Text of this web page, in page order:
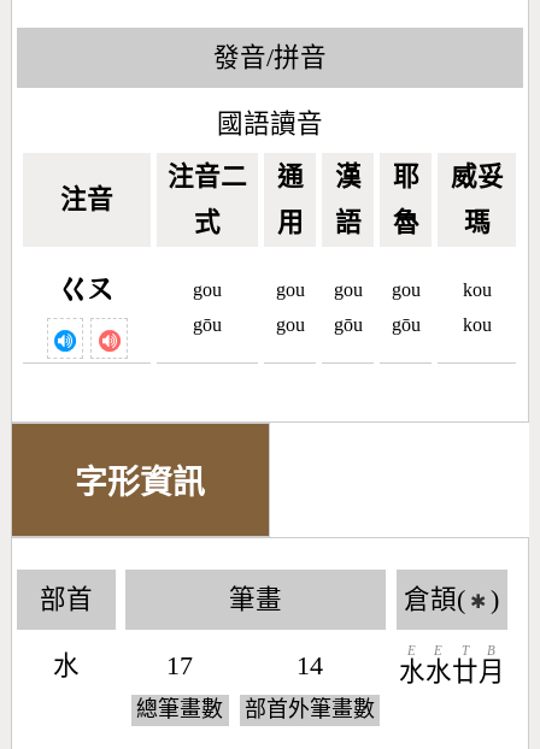
發音/拼音
國語讀音
注音
注音二
式
通
用
漢
語
耶
魯
威妥
瑪
ㄍㄡ
gou
gōu
gou
gou
gou
gōu
gou
gōu
kou
kou
字形資訊
部首
水
筆畫
17
總筆畫數
14
部首外筆畫數
倉頡( ✱ )
水
E
水
E
廿
T
月
B